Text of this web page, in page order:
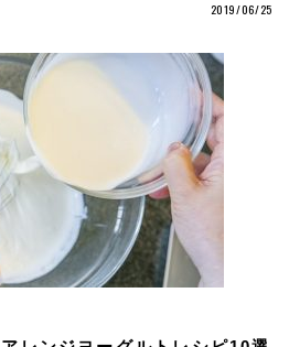
2019/06/25